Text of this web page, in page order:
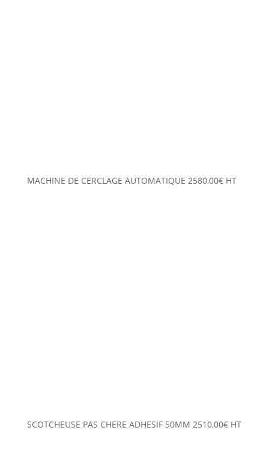
MACHINE DE CERCLAGE AUTOMATIQUE 2580,00€ HT
SCOTCHEUSE PAS CHERE ADHESIF 50MM 2510,00€ HT